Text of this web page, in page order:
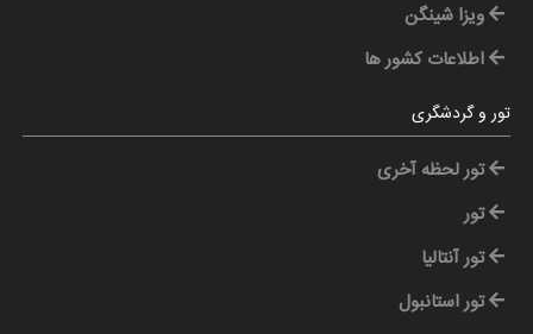
ویزا شینگن
اطلاعات کشور ها
تور و گردشگری
تور لحظه آخری
تور
تور آنتالیا
تور استانبول